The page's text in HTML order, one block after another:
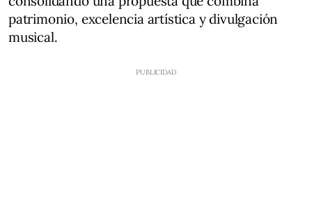
patrimonio, excelencia artística y divulgación
musical.